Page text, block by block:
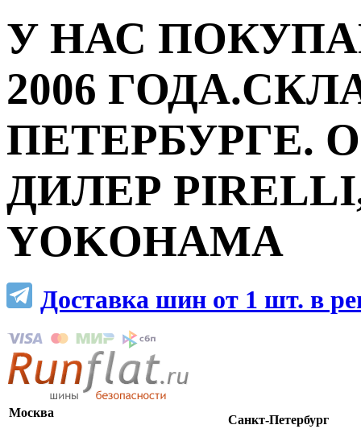
У НАС
2006
ПЕТЕРБУРГЕ.
ДИЛЕР
YOKOHAMA
Доставка шин от 1 шт. в
Москва
Санкт-Петербург